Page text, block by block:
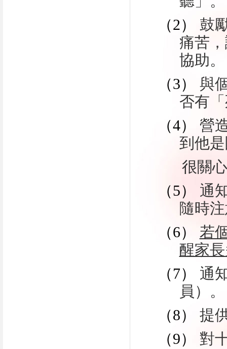
（2）
鼓
痛苦
協助。
（3）
與
否有
（4）
營
到他
很關心
（5）
通
隨時
（6）
若
醒家
（7）
通
員）。
（8）
提
（9）
對